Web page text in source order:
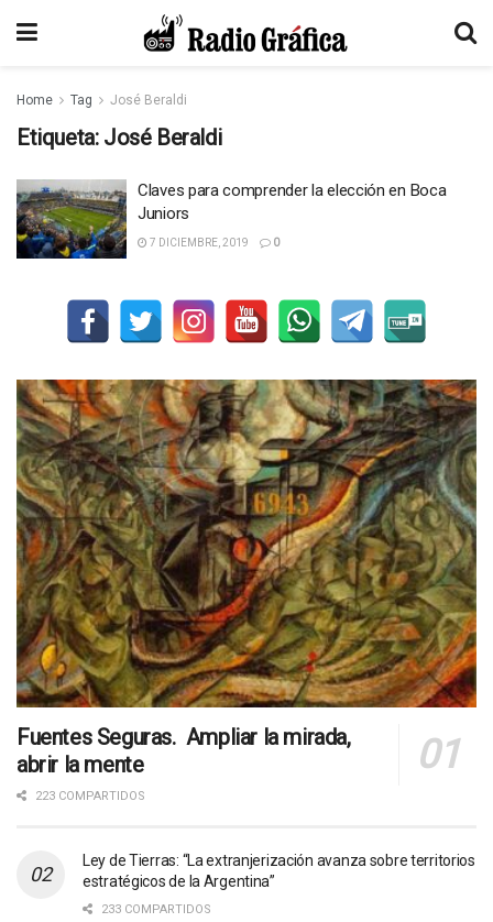
Home Tag José Beraldi
Etiqueta: José Beraldi
Claves para comprender la elección en Boca
Juniors
7 DICIEMBRE, 2019 0
Fuentes Seguras. Ampliar la mirada,
abrir la mente
223 COMPARTIDOS
Ley de Tierras: “La extranjerización avanza sobre territorios
estratégicos de la Argentina”
233 COMPARTIDOS